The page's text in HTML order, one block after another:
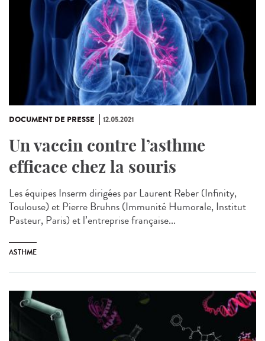
DOCUMENT DE PRESSE 12.05.2021
Un vaccin contre l’asthme
efficace chez la souris
Les équipes Inserm dirigées par Laurent Reber (Infinity,
Toulouse) et Pierre Bruhns (Immunité Humorale, Institut
Pasteur, Paris) et l’entreprise française...
ASTHME